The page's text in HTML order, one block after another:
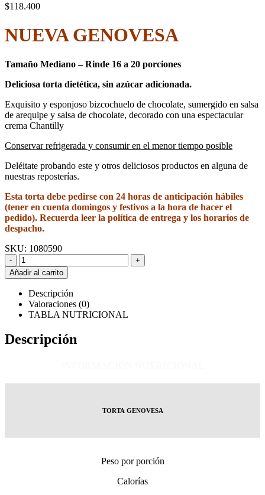
$118.400
NUEVA GENOVESA
Tamaño Mediano – Rinde 16 a 20 porciones
Deliciosa torta dietética, sin azúcar adicionada.
Exquisito y esponjoso bizcochuelo de chocolate, sumergido en salsa
de arequipe y salsa de chocolate, decorado con una espectacular
crema Chantilly
Conservar refrigerada y consumir en el menor tiempo posible
Deléitate probando este y otros deliciosos productos en alguna de
nuestras reposterías.
Esta torta debe pedirse con 24 horas de anticipación hábiles
(tener en cuenta domingos y festivos a la hora de hacer el
pedido). Recuerda leer la política de entrega y los horarios de
despacho.
SKU: 1080590
-
+
Añadir al carrito
Descripción
Valoraciones (0)
TABLA NUTRICIONAL
Descripción
TORTA GENOVESA
Peso por porción
Calorías